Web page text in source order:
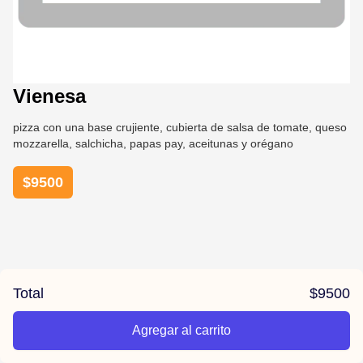
Vienesa
pizza con una base crujiente, cubierta de salsa de tomate, queso
mozzarella, salchicha, papas pay, aceitunas y orégano
$9500
Total $9500
Agregar al carrito